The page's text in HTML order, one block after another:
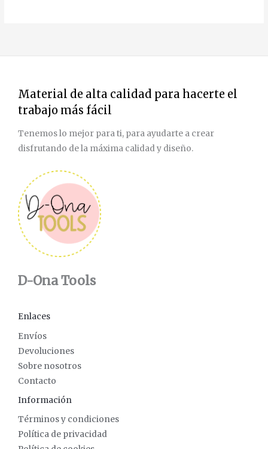
Material de alta calidad para hacerte el
trabajo más fácil
Tenemos lo mejor para ti, para ayudarte a crear
disfrutando de la máxima calidad y diseño.
D-Ona Tools
Enlaces
Envíos
Devoluciones
Sobre nosotros
Contacto
Información
Términos y condiciones
Política de privacidad